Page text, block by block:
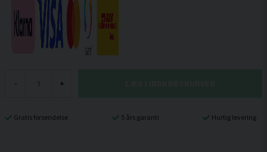
- +
Gratis forsendelse 5 års garanti Hurtig levering